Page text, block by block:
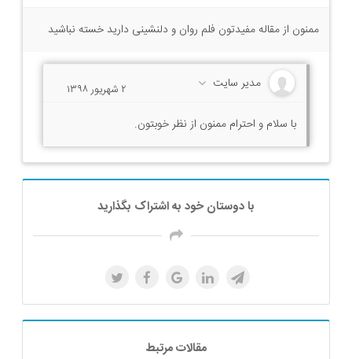
ممنون از مقاله مفیدتون فلم روان و دلنشینی دارید خسته نباشید
مدیر سایت ۲ شهریور ۱۳۹۸
با سلام و احترام ممنون از نظر خوبتون.
با دوستان خود به اشتراک بگذارید
مقالات مرتبط